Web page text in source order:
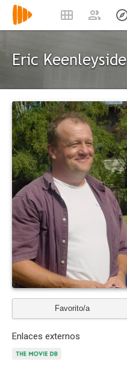
Eric Keenleyside
Favorito/a
Enlaces externos